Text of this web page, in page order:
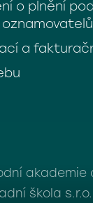
o plnění
a
akademie
škola